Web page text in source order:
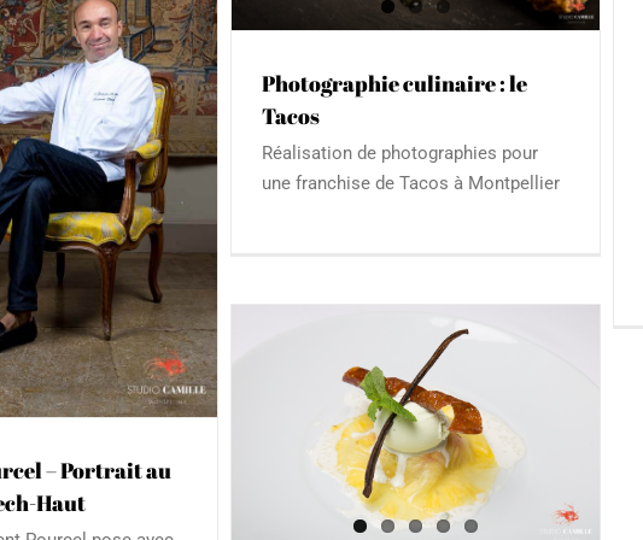
Photographie culinaire : le
Tacos
Réalisation de photographies pour
une franchise de Tacos à Montpellier
– Portrait au
Haut
reportage culinaire :
Reportage